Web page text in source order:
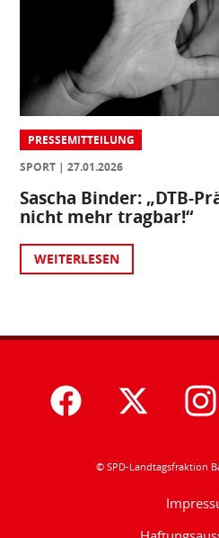
PRESSEMITTEILUNG
SPORT
27.01.2026
Sascha Binder: „DTB-
nicht mehr tragbar!“
WEITERLESEN
© SPD-Landtagsfraktion